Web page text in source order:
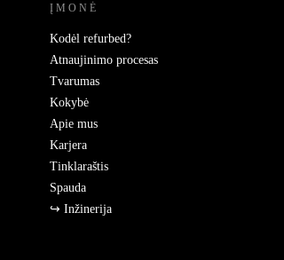
ĮMONĖ
Kodėl refurbed?
Atnaujinimo procesas
Tvarumas
Kokybė
Apie mus
Karjera
Tinklaraštis
Spauda
↪ Inžinerija